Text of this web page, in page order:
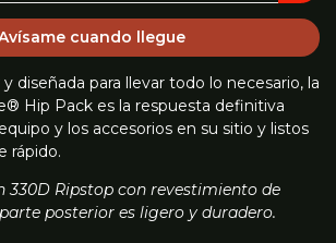
cuando llegue
diseñada para llevar todo lo necesario, la
Hip Pack es la respuesta definitiva
y los accesorios en su sitio y listos
rápido.
330D Ripstop con revestimiento de
posterior es ligero y duradero.